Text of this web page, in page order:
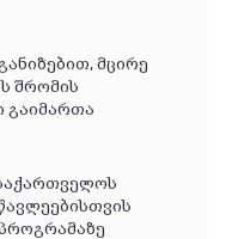
მცირე
შრომის
გაიმართა